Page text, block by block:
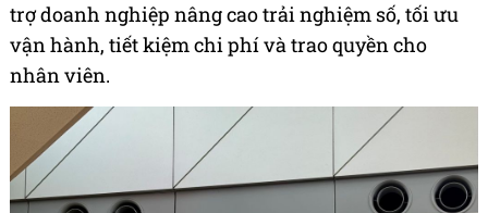
trợ doanh nghiệp nâng cao trải nghiệm số, tối ưu
vận hành, tiết kiệm chi phí và trao quyền cho
nhân viên.